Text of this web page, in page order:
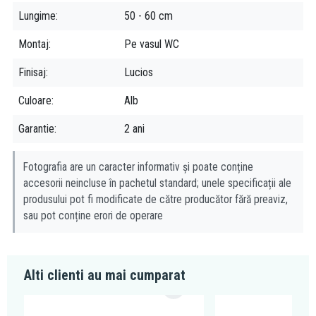
Lungime 50 - 60 cm
Montaj Pe vasul WC
Finisaj Lucios
Culoare Alb
Garantie 2 ani
Fotografia are un caracter informativ și poate conține
accesorii neincluse în pachetul standard; unele specificații ale
produsului pot fi modificate de către producător fără preaviz,
sau pot conține erori de operare
Alti clienti au mai cumparat